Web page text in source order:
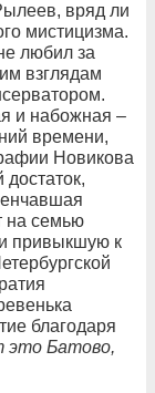
вряд ли
мистицизма.
любил за
взглядам
и набожная –
времени,
Новикова
на семью
привыкшую к
благодаря
это Батово,